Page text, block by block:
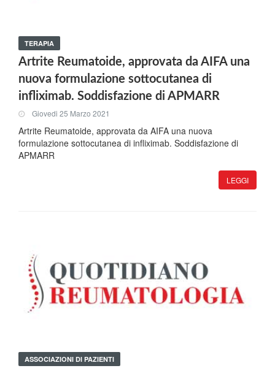
TERAPIA
Artrite Reumatoide, approvata da AIFA una
nuova formulazione sottocutanea di
infliximab. Soddisfazione di APMARR
Giovedi 25 Marzo 2021
Artrite Reumatoide, approvata da AIFA una nuova
formulazione sottocutanea di infliximab. Soddisfazione di
APMARR
LEGGI
ASSOCIAZIONI DI PAZIENTI